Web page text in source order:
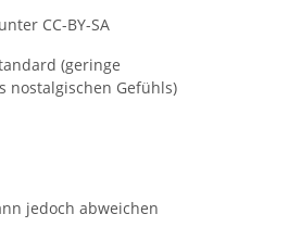
CC-BY-SA
(geringe
nostalgischen Gefühls)
jedoch abweichen